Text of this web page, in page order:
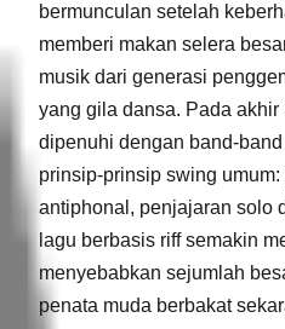
bermunculan setelah
memberi makan selera
musik dari generasi
yang gila dansa. Pada akhir
dipenuhi dengan band-
prinsip-prinsip swing
antiphonal, penjajaran solo
lagu berbasis riff semakin
menyebabkan sejumlah
penata muda berbakat